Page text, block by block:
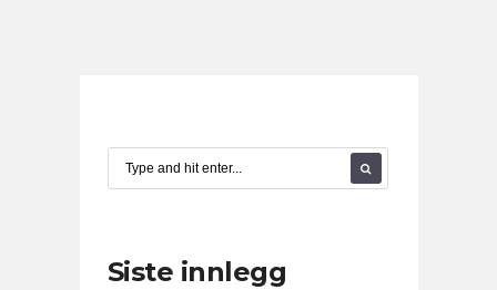
Siste innlegg